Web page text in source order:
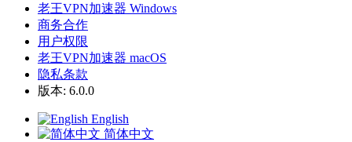
老王VPN加速器 Windows
商务合作
用户权限
老王VPN加速器 macOS
隐私条款
版本: 6.0.0
English
简体中文